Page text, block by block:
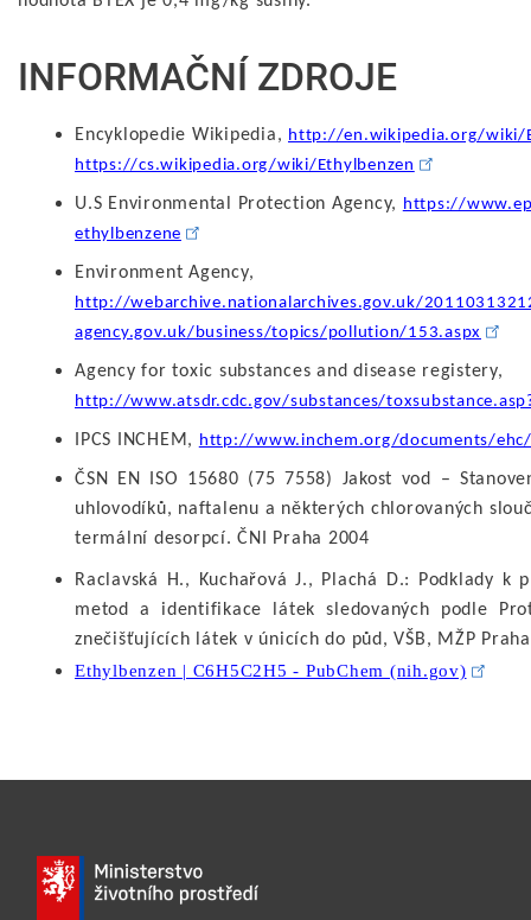
INFORMAČNÍ ZDROJE
Encyklopedie Wikipedia, http://en.wikipedia.org/wiki/
https://cs.wikipedia.org/wiki/Ethylbenzen
U.S Environmental Protection Agency, https://
ethylbenzene
Environment Agency,
http://webarchive.nationalarchives.gov.uk/
agency.gov.uk/business/topics/pollution/153.aspx
Agency for toxic substances and disease registery,
http://www.atsdr.cdc.gov/substances/
IPCS INCHEM, http://www.inchem.org/documents/
ČSN EN ISO 15680 (75 7558) Jakost vod –
uhlovodíků, naftalenu a některých chlorovaných
termální desorpcí. ČNI Praha 2004
Raclavská H., Kuchařová J., Plachá D.: Podklady k
metod a identifikace látek sledovaných podle
znečišťujících látek v únicích do půd, VŠB, MŽP
Ethylbenzen | C6H5C2H5 - PubChem (nih.gov)